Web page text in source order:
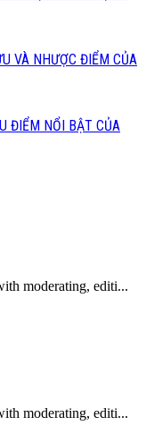
VÀ NHƯỢC ĐIỂM CỦA
ĐIỂM NỔI BẬT CỦA
moderating, editi...
moderating, editi...